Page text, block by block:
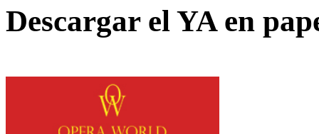
Descargar el YA en